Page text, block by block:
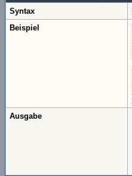
Syntax
Beispiel
Ausgabe